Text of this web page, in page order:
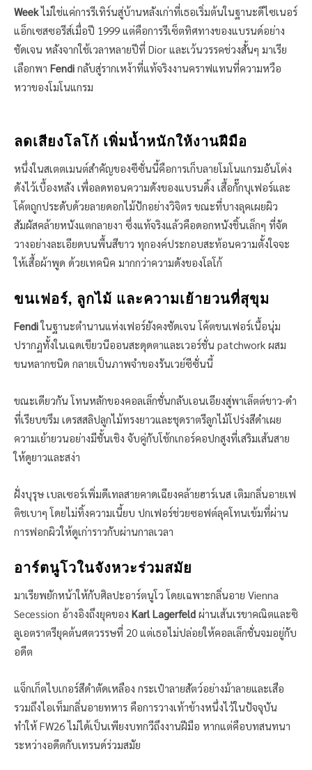
Weekไม่ใช่แค่การรีเทิร์นสู่บ้านหลังเก่าที่เธอเริ่มต้นในฐานะดีไซเนอร์
แอ็กเซสซอรีส์เมื่อปี 1999 แต่คือการรีเซ็ตทิศทางของแบรนด์อย่าง
ชัดเจน หลังจากใช้เวลาหลายปีที่ Dior และเว้นวรรคช่วงสั้นๆ มาเรีย
เลือกพา Fendi กลับสู่รากเหง้าที่แท้จริงงานคราฟแทนที่ความหวือ
หวาของโมโนแกรม
ลดเสียงโลโก้ เพิ่มน้ำหนักให้งานฝีมือ
หนึ่งในสเตตเมนต์สำคัญของซีซั่นนี้คือการเก็บลายโมโนแกรมอันโด่ง
ดังไว้เบื้องหลัง เพื่อลดทอนความดังของแบรนดิ้ง เสื้อกั๊กบุเฟอร์และ
โค้ตถูกประดับด้วยลายดอกไม้ปักอย่างวิจิตร ขณะที่บางลุคเผยผิว
สัมผัสคล้ายหนังแตกลายงา ซึ่งแท้จริงแล้วคือดอกหนังชิ้นเล็กๆ ที่จัด
วางอย่างละเอียดบนพื้นสีขาว ทุกองค์ประกอบสะท้อนความตั้งใจจะ
ให้เสื้อผ้าพูด ด้วยเทคนิค มากกว่าความดังของโลโก้
ขนเฟอร์, ลูกไม้ และความเย้ายวนที่สุขุม
Fendiในฐานะตำนานแห่งเฟอร์ยังคงชัดเจน โค้ตขนเฟอร์เนื้อนุ่ม
ปรากฏทั้งในเฉดเขียวนีออนสะดุดตาและเวอร์ชั่น patchwork ผสม
ขนหลากชนิด กลายเป็นภาพจำของรันเวย์ซีซั่นนี้
ขณะเดียวกัน โทนหลักของคอลเล็กชั่นกลับเอนเอียงสู่พาเล็ตต์ขาว-ดำ
ที่เรียบขรึม เดรสสลิปลูกไม้ทรงยาวและชุดราตรีลูกไม้โปร่งสีดำเผย
ความเย้ายวนอย่างมีชั้นเชิง จับคู่กับโช้กเกอร์คอปกสูงที่เสริมเส้นสาย
ให้ดูยาวและสง่า
ฝั่งบุรุษ เบลเซอร์เพิ่มดีเทลสายคาดเฉียงคล้ายฮาร์เนส เติมกลิ่นอายเฟ
ติชเบาๆ โดยไม่ทิ้งความเนี้ยบ ปกเฟอร์ช่วยซอฟต์ลุคโทนเข้มที่ผ่าน
การฟอกผิวให้ดูเก่าราวกับผ่านกาลเวลา
อาร์ตนูโวในจังหวะร่วมสมัย
มาเรียพยักหน้าให้กับศิลปะอาร์ตนูโว โดยเฉพาะกลิ่นอาย Vienna
Secession อ้างอิงถึงยุคของ Karl Lagerfeld ผ่านเส้นเรขาคณิตและซิ
ลูเอตราตรียุคต้นศตวรรษที่ 20 แต่เธอไม่ปล่อยให้คอลเล็กชั่นจมอยู่กับ
อดีต
แจ็กเก็ตไบเกอร์สีดำตัดเหลือง กระเป๋าลายสัตว์อย่างม้าลายและเสือ
รวมถึงไอเท็มกลิ่นอายทหาร คือการวางเท้าข้างหนึ่งไว้ในปัจจุบัน
ทำให้ FW26 ไม่ได้เป็นเพียงบทกวีถึงงานฝีมือ หากแต่คือบทสนทนา
ระหว่างอดีตกับเทรนด์ร่วมสมัย